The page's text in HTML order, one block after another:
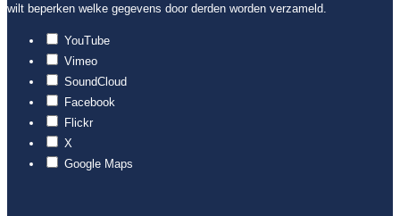
wilt beperken welke gegevens door derden worden verzameld.
YouTube
Vimeo
SoundCloud
Facebook
Flickr
X
Google Maps